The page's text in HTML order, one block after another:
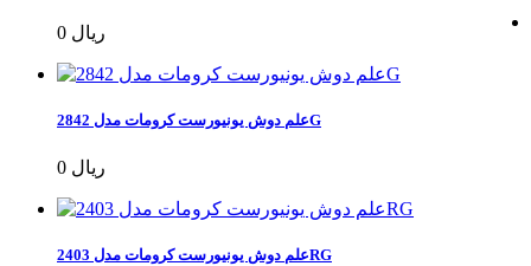
0 ریال
علم دوش یونیورست کرومات مدل 2842G
0 ریال
علم دوش یونیورست کرومات مدل 2403RG